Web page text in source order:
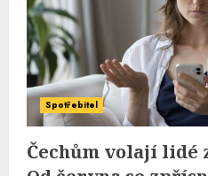
Spotřebitel
Čechům volají lidé